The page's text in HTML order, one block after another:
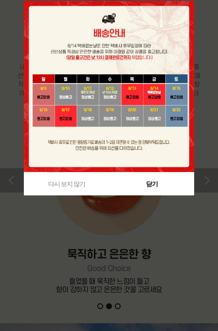
GOOD CHOICE & STORAGE
맛있는 사과 고르는 방법 및
보관 요령
사과의 경우, 표면이 매끈매끈 반짝거리는 것보다 다소 거친 느낌의 사과를
선택하는 것이 좋고 전체적으로 붉은 색을 띄는 것이 좋습니다. 또한, 과육을
직접 만졌을 때, 단단하고 묵직한 느낌으로 향이 지나치게 짙은 사과보다 향
이 은은한 사과가 좋습니다. 사과는 호흡을 하면서 에틸렌 가스를 내뿜는데
다른 과일을 빨리 익게 만드므로 분리해 보관하시는 것이 좋습니다.
>
묵직하고 은은한 향
Good Choice
들었을 때 묵직한 느낌이 들고
향이 강하지 않고 은은한 것을 고르세요
다시 보지 않기 닫기